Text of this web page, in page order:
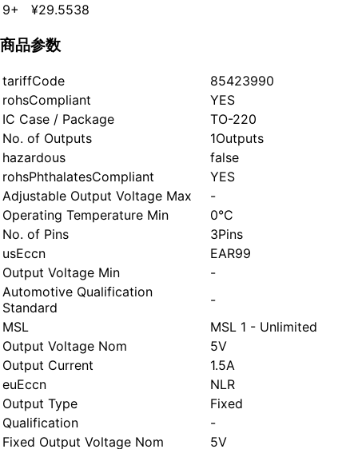
9+
¥29.5538
商品参数
tariffCode
85423990
rohsCompliant
YES
IC Case / Package
TO-220
No. of Outputs
1Outputs
hazardous
false
rohsPhthalatesCompliant
YES
Adjustable Output Voltage Max
-
Operating Temperature Min
0°C
No. of Pins
3Pins
usEccn
EAR99
Output Voltage Min
-
Automotive Qualification
Standard
-
MSL
MSL 1 - Unlimited
Output Voltage Nom
5V
Output Current
1.5A
euEccn
NLR
Output Type
Fixed
Qualification
-
Fixed Output Voltage Nom
5V